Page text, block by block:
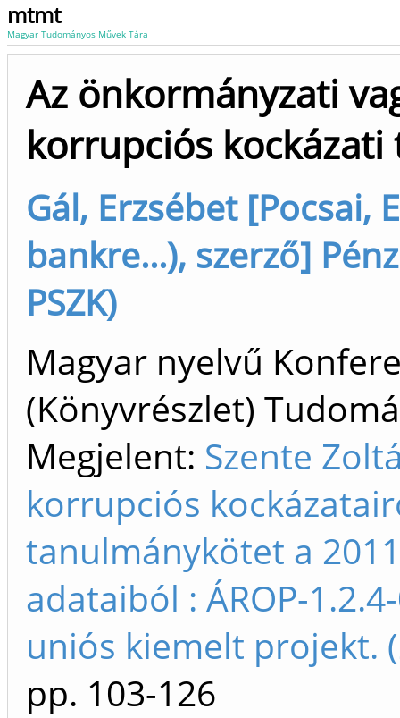
mtmt
Magyar Tudományos Művek Tára
Az önkormányzati
korrupciós kockázati
Gál, Erzsébet [Pocsai,
bankre...), szerző]
PSZK)
Magyar nyelvű
(Könyvrészlet)
Megjelent: Szente
korrupciós
tanulmánykötet a
adataiból : ÁROP-
uniós kiemelt projekt.
pp. 103-126